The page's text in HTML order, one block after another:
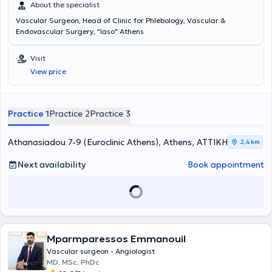
About the specialist
Vascular Surgeon, Head of Clinic for Phlebology, Vascular &
Endovascular Surgery, "Iaso" Athens
Visit
View price
Practice 1Practice 2Practice 3
Athanasiadou 7-9 (Euroclinic Athens), Athens, ΑΤΤΙΚΗ 2,4 km
Next availability Book appointment
Mparmparessos Emmanouil
Vascular surgeon - Angiologist
MD, MSc, PhDc